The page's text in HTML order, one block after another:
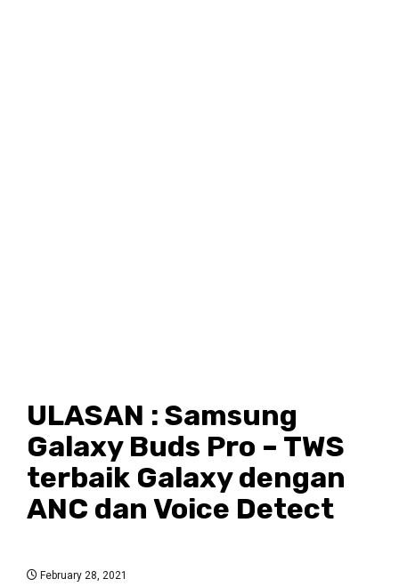
ULASAN : Samsung
Galaxy Buds Pro – TWS
terbaik Galaxy dengan
ANC dan Voice Detect
February 28, 2021